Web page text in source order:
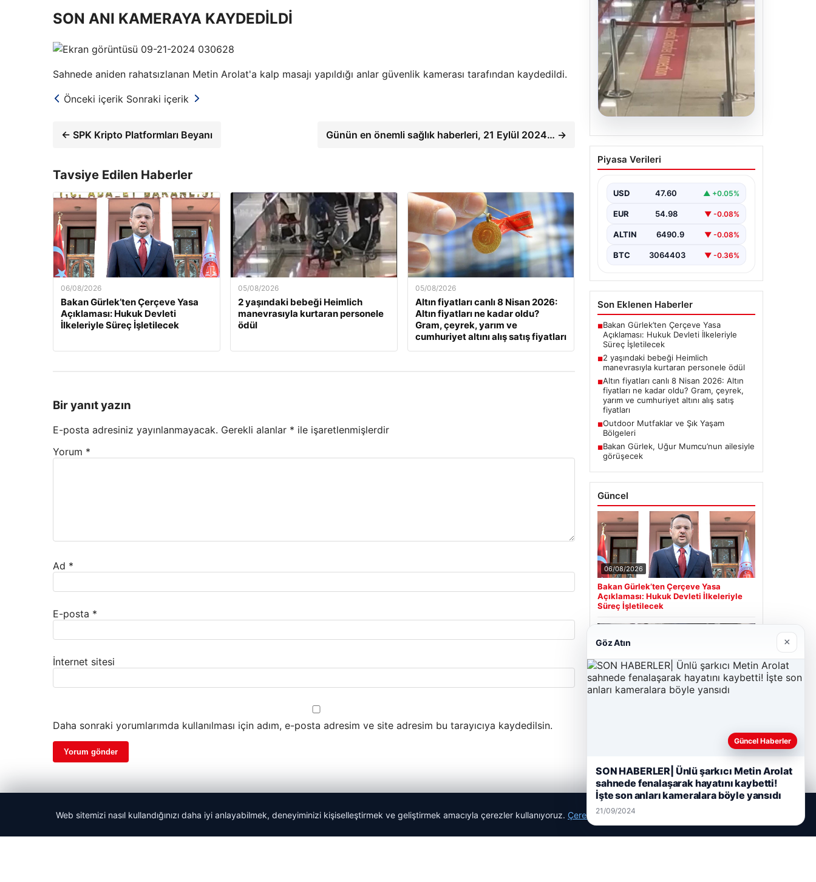
SON ANI KAMERAYA KAYDEDİLDİ
Sahnede aniden rahatsızlanan Metin Arolat'a kalp masajı yapıldığı anlar güvenlik kamerası tarafından kaydedildi.
Önceki içerik Sonraki içerik
← SPK Kripto Platformları Beyanı Günün en önemli sağlık haberleri, 21 Eylül 2024… →
Tavsiye Edilen Haberler
06/08/2026
Bakan Gürlek’ten Çerçeve Yasa
Açıklaması: Hukuk Devleti
İlkeleriyle Süreç İşletilecek
05/08/2026
2 yaşındaki bebeği Heimlich
manevrasıyla kurtaran personele
ödül
05/08/2026
Altın fiyatları canlı 8 Nisan 2026:
Altın fiyatları ne kadar oldu?
Gram, çeyrek, yarım ve
cumhuriyet altını alış satış fiyatları
Bir yanıt yazın
E-posta adresiniz yayınlanmayacak. Gerekli alanlar * ile işaretlenmişlerdir
Yorum *
Ad *
E-posta *
İnternet sitesi
Daha sonraki yorumlarımda kullanılması için adım, e-posta adresim ve site adresim bu tarayıcıya kaydedilsin.
05.08.2026
2 yaşındaki bebeği
Heimlich manevrasıyla
{ “title”: “Hayati Anıttaki
Heimlich Manevrası ile Kurtaran
Piyasa Verileri
USD 47.60 ▲ +0.05%
EUR 54.98 ▼ -0.08%
ALTIN 6490.9 ▼ -0.08%
BTC 3064403 ▼ -0.36%
Son Eklenen Haberler
■Bakan Gürlek’ten Çerçeve Yasa
Açıklaması: Hukuk Devleti İlkeleriyle
Süreç İşletilecek
■2 yaşındaki bebeği Heimlich
manevrasıyla kurtaran personele ödül
■Altın fiyatları canlı 8 Nisan 2026: Altın
fiyatları ne kadar oldu? Gram, çeyrek,
yarım ve cumhuriyet altını alış satış
fiyatları
■Outdoor Mutfaklar ve Şık Yaşam
Bölgeleri
■Bakan Gürlek, Uğur Mumcu’nun ailesiyle
görüşecek
Güncel
06/08/2026
Bakan Gürlek’ten Çerçeve Yasa
Açıklaması: Hukuk Devleti İlkeleriyle
Süreç İşletilecek
05/08/2026
2 yaşındaki bebeği Heimlich
Hastaş Beton
26/05/2026
Web sitemizi nasıl kullandığınızı daha iyi anlayabilmek, deneyiminizi kişiselleştirmek ve geliştirmek amacıyla çerezler kullanıyoruz. Çerez Politikamız
Göz Atın ×
Güncel Haberler
SON HABERLER| Ünlü şarkıcı Metin Arolat
sahnede fenalaşarak hayatını kaybetti!
İşte son anları kameralara böyle yansıdı
21/09/2024